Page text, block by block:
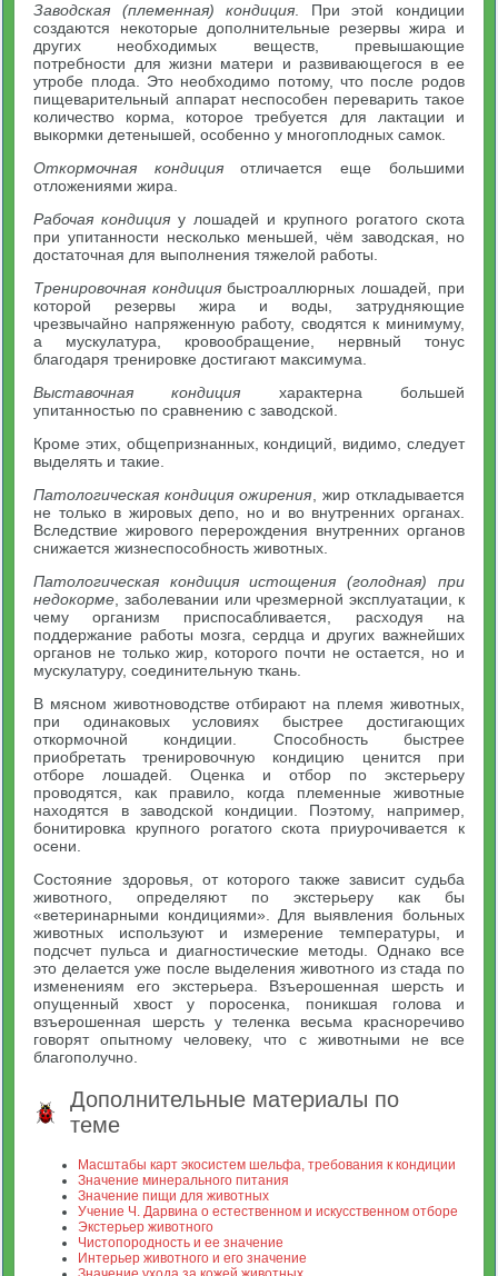
Заводская (племенная) кондиция . При этой кондиции
создаются некоторые дополнительные резервы жира и
других необходимых веществ, превышающие
потребности для жизни матери и развивающегося в ее
утробе плода. Это необходимо потому, что после родов
пищеварительный аппарат неспособен переварить такое
количество корма, которое требуется для лактации и
выкормки детенышей, особенно у многоплодных самок.
Откормочная кондицияотличается еще большими
отложениями жира.
Рабочая кондиция у лошадей и крупного рогатого скота
при упитанности несколько меньшей, чём заводская, но
достаточная для выполнения тяжелой работы.
Тренировочная кондициябыстроаллюрных лошадей, при
которой резервы жира и воды, затрудняющие
чрезвычайно напряженную работу, сводятся к минимуму,
а мускулатура, кровообращение, нервный тонус
благодаря тренировке достигают максимума.
Выставочная кондиция характерна большей
упитанностью по сравнению с заводской.
Кроме этих, общепризнанных, кондиций, видимо, следует
выделять и такие.
Патологическая кондиция ожирения , жир откладывается
не только в жировых депо, но и во внутренних органах.
Вследствие жирового перерождения внутренних органов
снижается жизнеспособность животных.
Патологическая кондиция истощения (голодная) при
недокорме , заболевании или чрезмерной эксплуатации, к
чему организм приспосабливается, расходуя на
поддержание работы мозга, сердца и других важнейших
органов не только жир, которого почти не остается, но и
мускулатуру, соединительную ткань.
В мясном животноводстве отбирают на племя животных,
при одинаковых условиях быстрее достигающих
откормочной кондиции. Способность быстрее
приобретать тренировочную кондицию ценится при
отборе лошадей. Оценка и отбор по экстерьеру
проводятся, как правило, когда племенные животные
находятся в заводской кондиции. Поэтому, например,
бонитировка крупного рогатого скота приурочивается к
осени.
Состояние здоровья, от которого также зависит судьба
животного, определяют по экстерьеру как бы
«ветеринарными кондициями». Для выявления больных
животных используют и измерение температуры, и
подсчет пульса и диагностические методы. Однако все
это делается уже после выделения животного из стада по
изменениям его экстерьера. Взъерошенная шерсть и
опущенный хвост у поросенка, поникшая голова и
взъерошенная шерсть у теленка весьма красноречиво
говорят опытному человеку, что с животными не все
благополучно.
Дополнительные материалы по
теме
Масштабы карт экосистем шельфа, требования к кондиции
Значение минерального питания
Значение пищи для животных
Учение Ч. Дарвина о естественном и искусственном отборе
Экстерьер животного
Чистопородность и ее значение
Интерьер животного и его значение